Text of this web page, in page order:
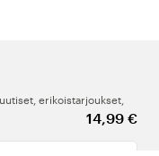
14,99 €
erikoistarjoukset,